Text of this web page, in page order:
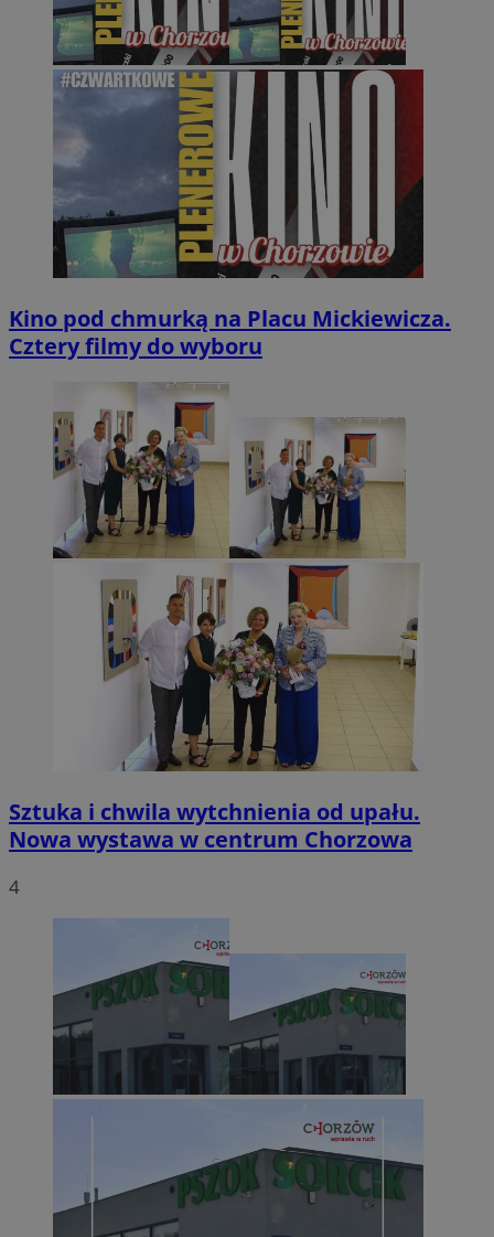
Kino pod chmurką na Placu Mickiewicza.
Cztery filmy do wyboru
Sztuka i chwila wytchnienia od upału.
Nowa wystawa w centrum Chorzowa
4